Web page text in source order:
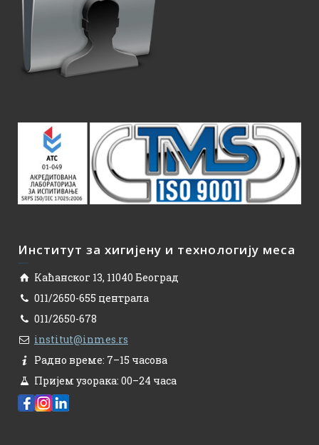
Институт за хигијену и технологију меса
Каћанског 13, 11040 Београд
011/2650-655 централа
011/2650-678
institut@inmes.rs
Радно време: 7–15 часова
Пријем узорака: 00–24 часа